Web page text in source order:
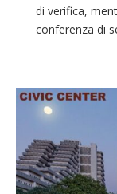
di verifica,
conferenza di